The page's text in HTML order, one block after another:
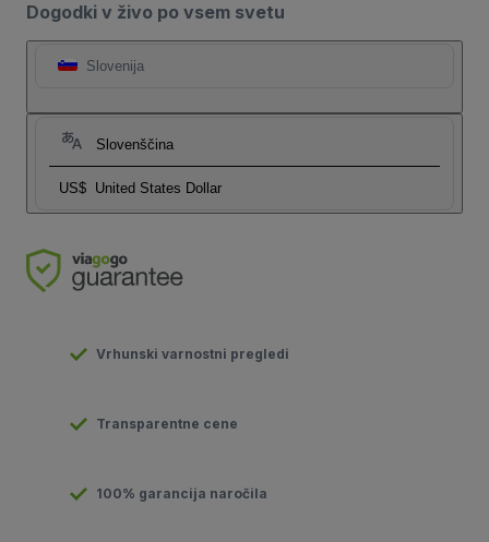
Dogodki v živo po vsem svetu
Slovenija
Slovenščina
US$ United States Dollar
Vrhunski varnostni pregledi
Transparentne cene
100% garancija naročila